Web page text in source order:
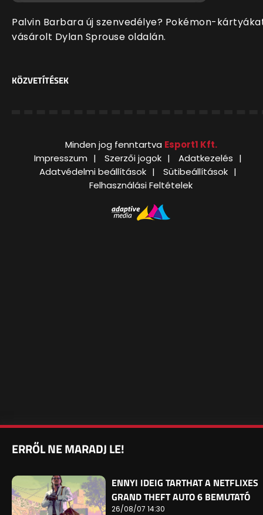
Palvin Barbara új szenvedélye? Pokémon-
vásárolt Dylan Sprouse oldalán.
KÖZVETÍTÉSEK
Minden jog fenntartva Esport1 Kft.
Impresszum
Szerzői jogok
Adatkezelés
Adatvédelmi beállítások
Sütibeállítások
Felhasználási Feltételek
ERRŐL NE MARADJ LE!
ENNYI IDEIG TARTHAT A NETFLIXES
GRAND THEFT AUTO 6 BEMUTATÓ
26/08/07 14:30